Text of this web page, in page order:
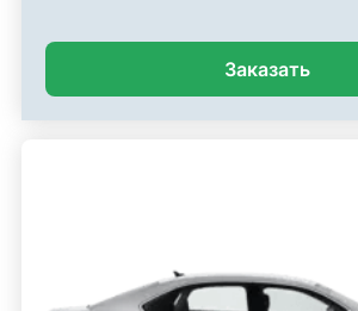
Заказать